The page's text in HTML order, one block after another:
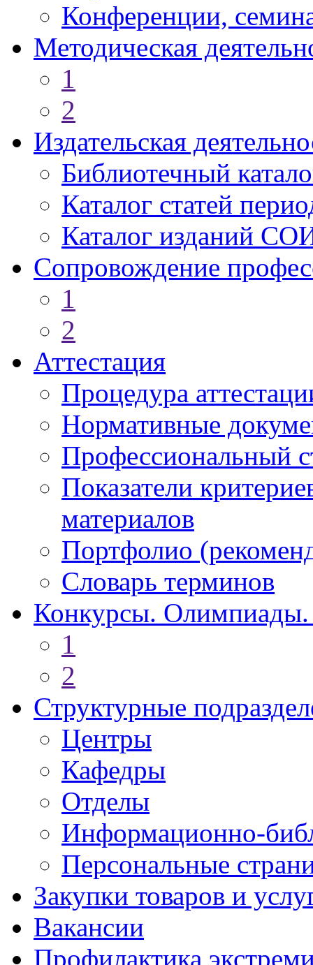
Конференции,
Методическая
1
2
Издательская
Библиотечный
Каталог статей
Каталог изданий
Сопровождение
1
2
Аттестация
Процедура
Нормативные
Профессиональный
Показатели
материалов
Портфолио
Словарь терминов
Конкурсы.
1
2
Структурные
Центры
Кафедры
Отделы
Информационно-
Персональные
Закупки товаров и
Вакансии
Профилактика